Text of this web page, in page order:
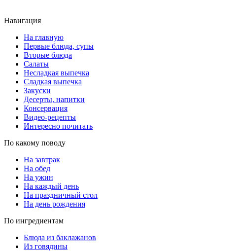
Навигация
На главную
Первые блюда, супы
Вторые блюда
Салаты
Несладкая выпечка
Сладкая выпечка
Закуски
Десерты, напитки
Консервация
Видео-рецепты
Интересно почитать
По какому поводу
На завтрак
На обед
На ужин
На каждый день
На праздничный стол
На день рождения
По ингредиентам
Блюда из баклажанов
Из говядины